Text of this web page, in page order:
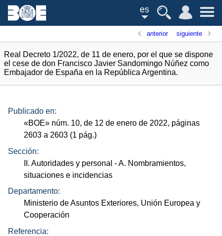
es
anterior siguiente
Real Decreto 1/2022, de 11 de enero, por el que se dispone
el cese de don Francisco Javier Sandomingo Núñez como
Embajador de España en la República Argentina.
Publicado en:
«BOE» núm. 10, de 12 de enero de 2022, páginas
2603 a 2603 (1 pág.)
Sección:
II. Autoridades y personal - A. Nombramientos,
situaciones e incidencias
Departamento:
Ministerio de Asuntos Exteriores, Unión Europea y
Cooperación
Referencia: